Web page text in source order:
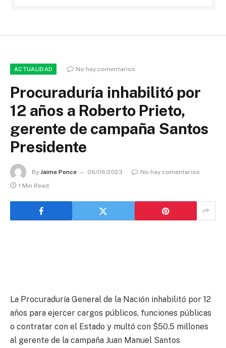
ACTUALIDAD No hay comentarios
Procuraduría inhabilitó por
12 años a Roberto Prieto,
gerente de campaña Santos
Presidente
By Jaime Ponce 06/06/2023
No hay comentarios
1 Min Read
La Procuraduría General de la Nación inhabilitó por 12
años para ejercer cargos públicos, funciones públicas
o contratar con el Estado y multó con $50.5 millones
al gerente de la campaña Juan Manuel Santos